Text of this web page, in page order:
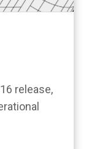
release,